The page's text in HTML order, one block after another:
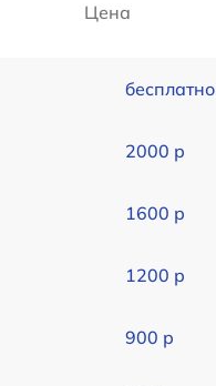
Цена
бесплатно
2000 р
1600 р
1200 р
900 р